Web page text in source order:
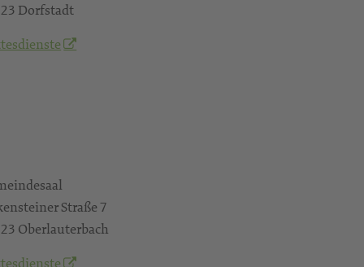
Dorfstadt
Straße 7
Oberlauterbach